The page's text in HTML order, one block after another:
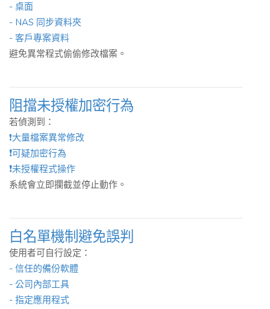
- 桌面
- NAS 同步資料夾
- 客戶專案資料
避免異常程式偷偷修改檔案。
阻擋未授權加密行為
若偵測到：
❗️大量檔案異常修改
❗️可疑加密行為
❗️未授權程式操作
系統會立即攔截並停止動作。
白名單機制避免誤判
使用者可自行設定：
- 信任的備份軟體
- 公司內部工具
- 指定應用程式